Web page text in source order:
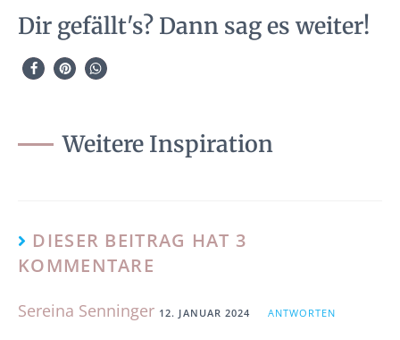
Dir gefällt's? Dann sag es weiter!
Weitere Inspiration
DIESER BEITRAG HAT 3
KOMMENTARE
Sereina Senninger 12. JANUAR 2024 ANTWORTEN